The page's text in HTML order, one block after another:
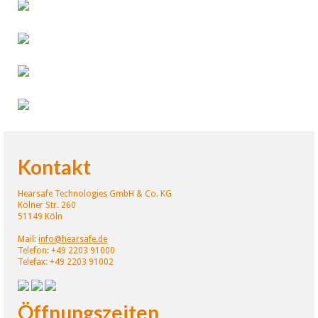
Kontakt
Hearsafe Technologies GmbH & Co. KG
Kölner Str. 260
51149 Köln
Mail: info@hearsafe.de
Telefon: +49 2203 91000
Telefax: +49 2203 91002
Öffnungszeiten